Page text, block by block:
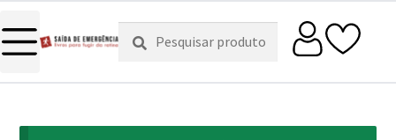
Pesquisar
por:
Pesquisa